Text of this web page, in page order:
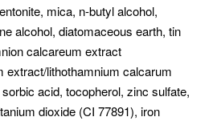
mica, n-butyl alcohol,
alcohol, diatomaceous earth, tin
calcareum extract
extract/lithothamnium calcarum
acid, tocopherol, zinc sulfate,
dioxide (CI 77891), iron